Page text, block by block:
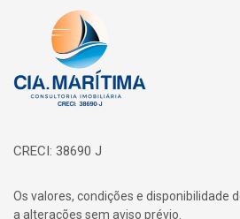
Página inicial
CRECI: 38690 J
Os valores, condições e disponibilidade
a alterações sem aviso prévio.